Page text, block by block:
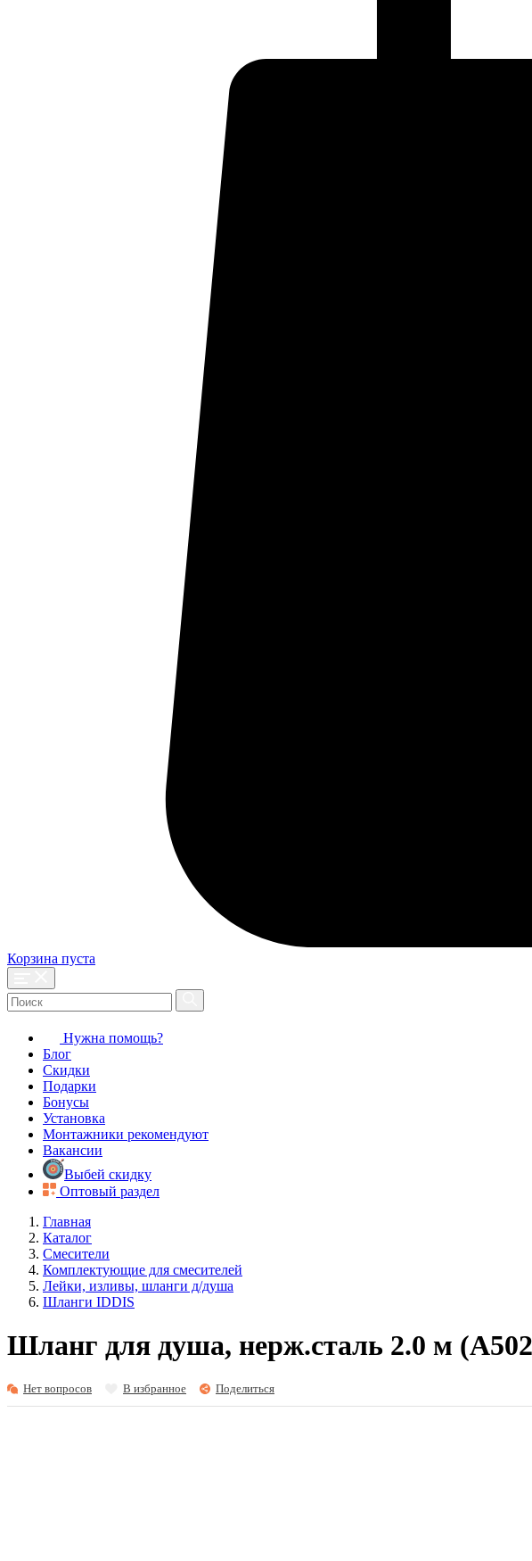
Корзина пуста
Нужна помощь?
Блог
Скидки
Подарки
Бонусы
Установка
Монтажники рекомендуют
Вакансии
Выбей скидку
Оптовый раздел
Главная
Каталог
Смесители
Комплектующие для смесителей
Лейки, изливы, шланги д/душа
Шланги IDDIS
Шланг для душа, нерж.сталь 2.0 м
Нет вопросов В избранное Поделиться